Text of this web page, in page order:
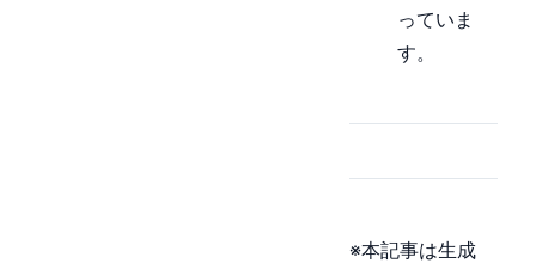
っていま
す。
※本記事は生成